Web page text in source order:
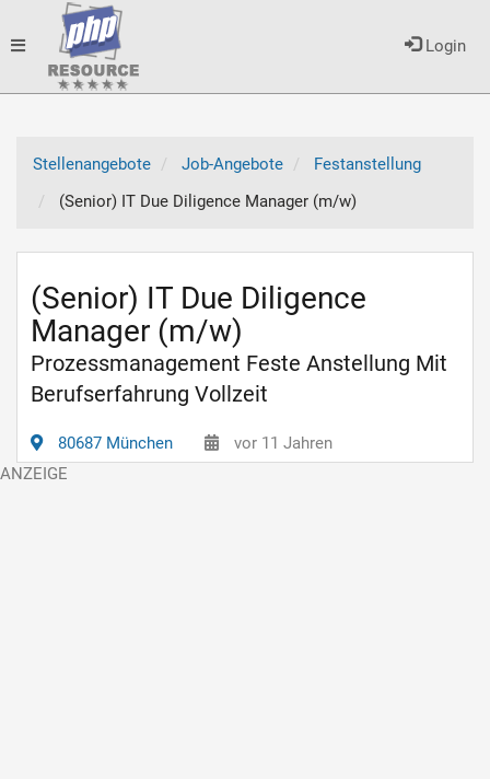
Login
Toggle
Stellenangebote
Job-Angebote
Festanstellung
(Senior) IT Due Diligence Manager (m/w)
(Senior) IT Due Diligence
Manager (m/w)
Prozessmanagement Feste Anstellung Mit
Berufserfahrung Vollzeit
80687 München vor 11 Jahren